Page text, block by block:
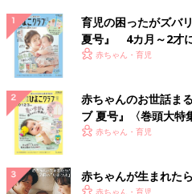
育児の困ったがズバ
夏号』 4カ月～2才
いっぱい！
赤ちゃん・育児
赤ちゃんのお世話ま
ブ 夏号』〈巻頭大特
く！ おっぱい・ミル
赤ちゃん・育児
赤ちゃんが生まれた
赤ちゃん・育児